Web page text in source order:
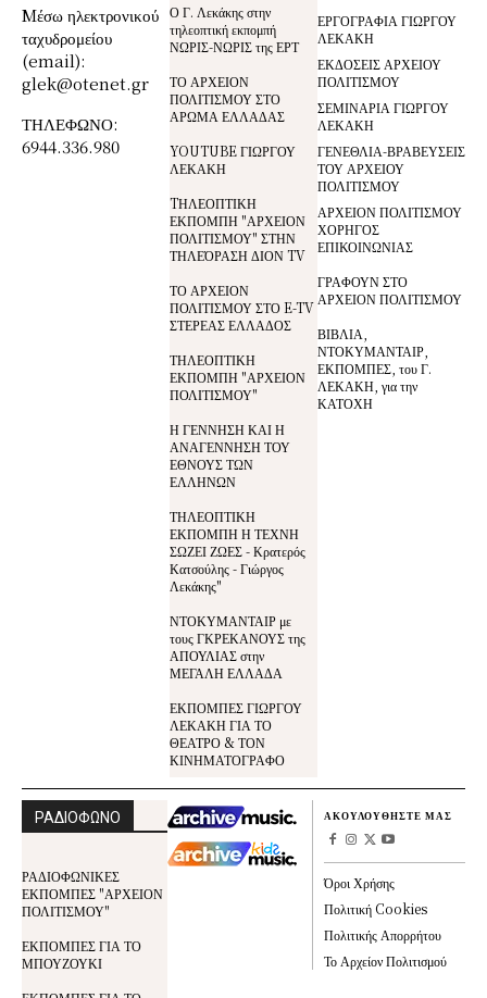
Mέσω ηλεκτρονικού
ταχυδρομείου
(email):
glek@otenet.gr
ΤΗΛΕΦΩΝΟ:
6944.336.980
Ο Γ. Λεκάκης στην
τηλεοπτική εκπομπή
ΝΩΡΙΣ-ΝΩΡΙΣ της ΕΡΤ
ΤΟ ΑΡΧΕΙΟΝ
ΠΟΛΙΤΙΣΜΟΥ ΣΤΟ
ΑΡΩΜΑ ΕΛΛΑΔΑΣ
YOUTUBE ΓΙΩΡΓΟΥ
ΛΕΚΑΚΗ
TΗΛΕΟΠΤΙΚΗ
ΕΚΠΟΜΠΗ "ΑΡΧΕΙΟΝ
ΠΟΛΙΤΙΣΜΟΥ" ΣΤΗΝ
ΤΗΛΕΌΡΑΣΗ ΔΙΟΝ TV
ΤΟ ΑΡΧΕΙΟΝ
ΠΟΛΙΤΙΣΜΟΥ ΣΤΟ E-TV
ΣΤΕΡΕΑΣ ΕΛΛΑΔΟΣ
ΤΗΛΕΟΠΤΙΚΗ
ΕΚΠΟΜΠΗ "ΑΡΧΕΙΟΝ
ΠΟΛΙΤΙΣΜΟΥ"
Η ΓΕΝΝΗΣΗ ΚΑΙ Η
ΑΝΑΓΕΝΝΗΣΗ ΤΟΥ
ΕΘΝΟΥΣ ΤΩΝ
ΕΛΛΗΝΩΝ
ΤΗΛΕΟΠΤΙΚΗ
ΕΚΠΟΜΠΗ Η ΤΕΧΝΗ
ΣΩΖΕΙ ΖΩΕΣ - Κρατερός
Κατσούλης - Γιώργος
Λεκάκης"
ΝΤΟΚΥΜΑΝΤΑΙΡ με
τους ΓΚΡΕΚΑΝΟΥΣ της
ΑΠΟΥΛΙΑΣ στην
ΜΕΓΑΛΗ ΕΛΛΑΔΑ
ΕΚΠΟΜΠΕΣ ΓΙΩΡΓΟΥ
ΛΕΚΑΚΗ ΓΙΑ ΤΟ
ΘΕΑΤΡΟ & ΤΟΝ
ΚΙΝΗΜΑΤΟΓΡΑΦΟ
ΕΡΓΟΓΡΑΦΙΑ ΓΙΩΡΓΟΥ
ΛΕΚΑΚΗ
ΕΚΔΟΣΕΙΣ ΑΡΧΕΙΟΥ
ΠΟΛΙΤΙΣΜΟΥ
ΣΕΜΙΝΑΡΙΑ ΓΙΩΡΓΟΥ
ΛΕΚΑΚΗ
ΓΕΝΕΘΛΙΑ-ΒΡΑΒΕΥΣΕΙΣ
ΤΟΥ ΑΡΧΕΙΟΥ
ΠΟΛΙΤΙΣΜΟΥ
ΑΡΧΕΙΟΝ ΠΟΛΙΤΙΣΜΟΥ
ΧΟΡΗΓΟΣ
ΕΠΙΚΟΙΝΩΝΙΑΣ
ΓΡΑΦΟΥΝ ΣΤΟ
ΑΡΧΕΙΟΝ ΠΟΛΙΤΙΣΜΟΥ
ΒΙΒΛΙΑ,
ΝΤΟΚΥΜΑΝΤΑΙΡ,
ΕΚΠΟΜΠΕΣ, του Γ.
ΛΕΚΑΚΗ, για την
ΚΑΤΟΧΗ
ΡΑΔΙΟΦΩΝΟ
ΡΑΔΙΟΦΩΝΙΚΕΣ
ΕΚΠΟΜΠΕΣ "ΑΡΧΕΙΟΝ
ΠΟΛΙΤΙΣΜΟΥ"
ΕΚΠΟΜΠΕΣ ΓΙΑ ΤΟ
ΜΠΟΥΖΟΥΚΙ
ΑΚΟΥΛΟΥΘΗΣΤΕ ΜΑΣ
Όροι Χρήσης
Πολιτική Cookies
Πολιτικής Απορρήτου
Το Αρχείον Πολιτισμού